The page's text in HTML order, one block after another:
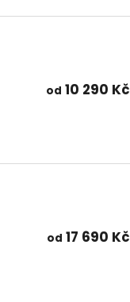
od 10 290 Kč
od 17 690 Kč